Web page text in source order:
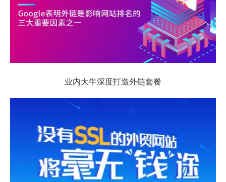
业内大牛深度打造外链套餐